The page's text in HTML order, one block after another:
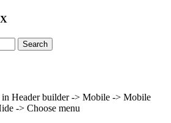
Search
in Header builder -> Mobile -> Mobile
-> Choose menu